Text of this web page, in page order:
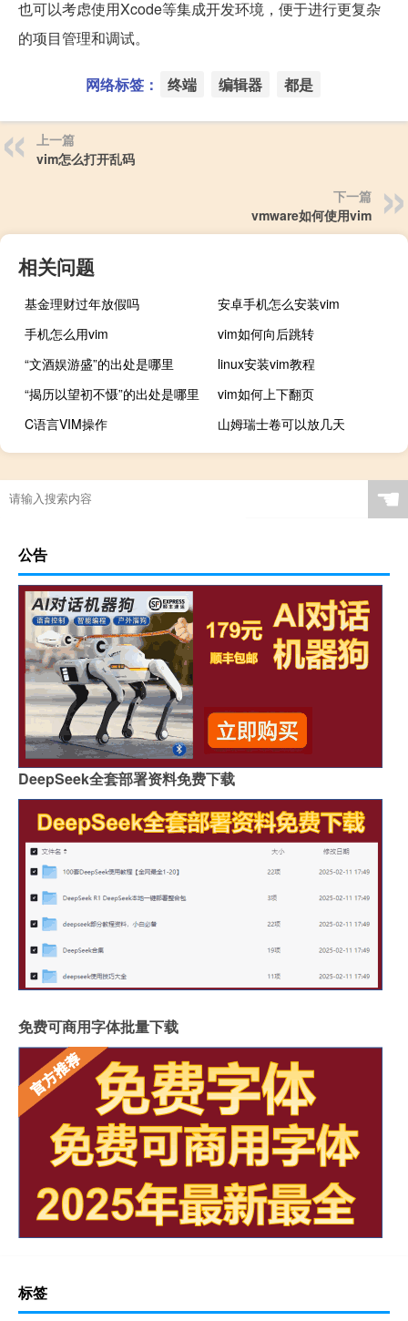
也可以考虑使用Xcode等集成开发环境，便于进行更复杂
的项目管理和调试。
网络标签： 终端 编辑器 都是
上一篇
vim怎么打开乱码
下一篇
vmware如何使用vim
相关问题
基金理财过年放假吗
安卓手机怎么安装vim
手机怎么用vim
vim如何向后跳转
“文酒娱游盛”的出处是哪里
linux安装vim教程
“揭历以望初不慑”的出处是哪里
vim如何上下翻页
C语言VIM操作
山姆瑞士卷可以放几天
☚
公告
DeepSeek全套部署资料免费下载
免费可商用字体批量下载
标签